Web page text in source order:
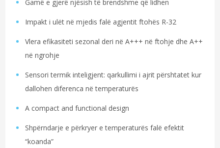
Gamë e gjerë njësish të brendshme që lidhen
Impakt i ulët në mjedis falë agjentit ftohës R-32
Vlera efikasiteti sezonal deri në A+++ në ftohje dhe A++
në ngrohje
Sensori termik inteligjent: qarkullimi i ajrit përshtatet kur
dallohen diferenca në temperaturës
A compact and functional design
Shpërndarje e përkryer e temperaturës falë efektit
“koanda”